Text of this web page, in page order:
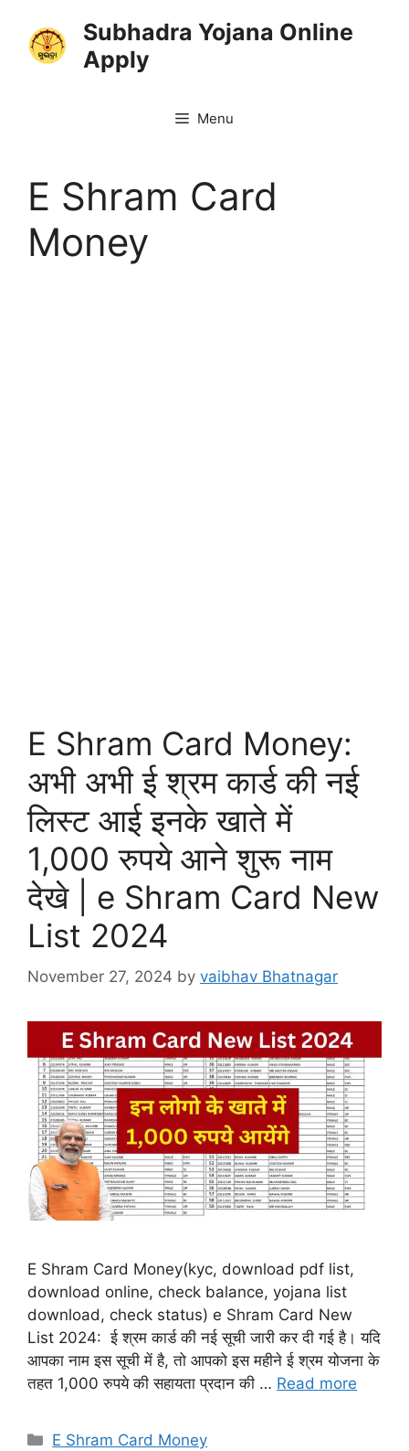
content
Subhadra Yojana Online
Apply
Menu
E Shram Card
Money
E Shram Card Money:
अभी अभी ई श्रम कार्ड की नई
लिस्ट आई इनके खाते में
1,000 रुपये आने शुरू नाम
देखे | e Shram Card New
List 2024
November 27, 2024 by vaibhav Bhatnagar
E Shram Card Money(kyc, download pdf list,
download online, check balance, yojana list
download, check status) e Shram Card New
List 2024: ई श्रम कार्ड की नई सूची जारी कर दी गई है। यदि
आपका नाम इस सूची में है, तो आपको इस महीने ई श्रम योजना के
तहत 1,000 रुपये की सहायता प्रदान की … Read more
Categories
E Shram Card Money